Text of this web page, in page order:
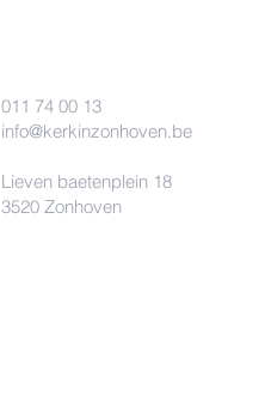
011 74 00 13
info@kerkinzonhoven.be
Lieven baetenplein 18
3520 Zonhoven